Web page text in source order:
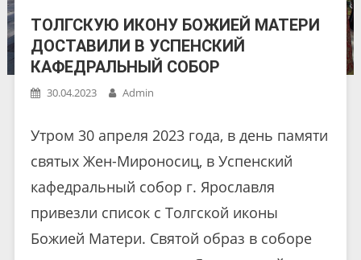
ТОЛГСКУЮ ИКОНУ БОЖИЕЙ МАТЕРИ
ДОСТАВИЛИ В УСПЕНСКИЙ
КАФЕДРАЛЬНЫЙ СОБОР
30.04.2023 Admin
Утром 30 апреля 2023 года, в день памяти
святых Жен-Мироносиц, в Успенский
кафедральный собор г. Ярославля
привезли список с Толгской иконы
Божией Матери. Святой образ в соборе